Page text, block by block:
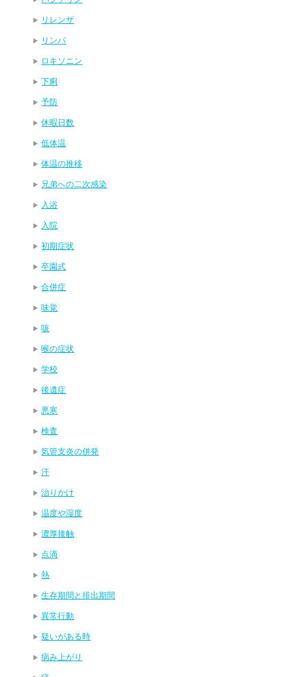
リレンザ
リンパ
ロキソニン
下痢
予防
休暇日数
低体温
体温の推移
兄弟への二次感染
入浴
入院
初期症状
卒園式
合併症
味覚
咳
喉の症状
学校
後遺症
悪寒
検査
気管支炎の併発
汗
治りかけ
温度や湿度
濃厚接触
点滴
熱
生存期間と排出期間
異常行動
疑いがある時
病み上がり